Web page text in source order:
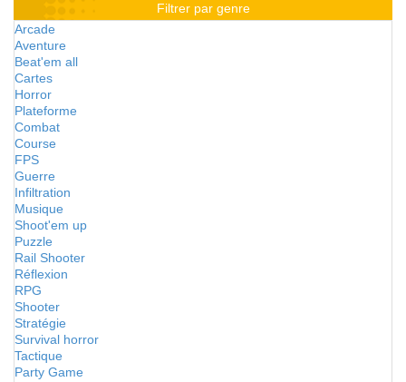
Filtrer par genre
Arcade
Aventure
Beat'em all
Cartes
Horror
Plateforme
Combat
Course
FPS
Guerre
Infiltration
Musique
Shoot'em up
Puzzle
Rail Shooter
Réflexion
RPG
Shooter
Stratégie
Survival horror
Tactique
Party Game